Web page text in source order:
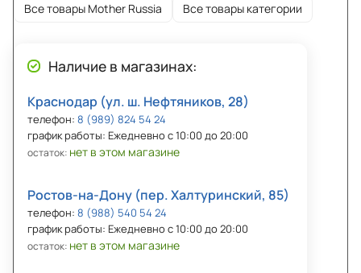
Все товары Mother Russia Все товары категории
Наличие в магазинах:
Краснодар (ул. ш. Нефтяников, 28)
телефон: 8 (989) 824 54 24
график работы: Ежедневно с 10:00 до 20:00
остаток: нет в этом магазине
Ростов-на-Дону (пер. Халтуринский, 85)
телефон: 8 (988) 540 54 24
график работы: Ежедневно с 10:00 до 20:00
остаток: нет в этом магазине